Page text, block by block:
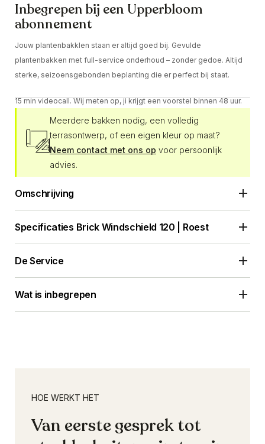
Inbegrepen bij een Upperbloom
abonnement
Jouw plantenbakklen staan er altijd goed bij. Gevulde
plantenbakken met full-service onderhoud – zonder gedoe. Altijd
sterke, seizoensgebonden beplanting die er perfect bij staat.
15 min videocall. Wij meten op, ji krijgt een voorstel binnen 48 uur.
Meerdere bakken nodig, een volledig
terrasontwerp, of een eigen kleur op maat?
Neem contact met ons op voor persoonlijk
advies.
Omschrijving
Specificaties Brick Windschield 120 | Roest
De Service
Wat is inbegrepen
HOE WERKT HET
Van eerste gesprek tot